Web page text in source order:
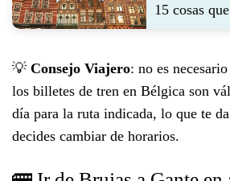
15 cosas
💡 Consejo Viajero: no es
los billetes de tren en Bélgica son
día para la ruta indicada, lo que te
decides cambiar de horarios.